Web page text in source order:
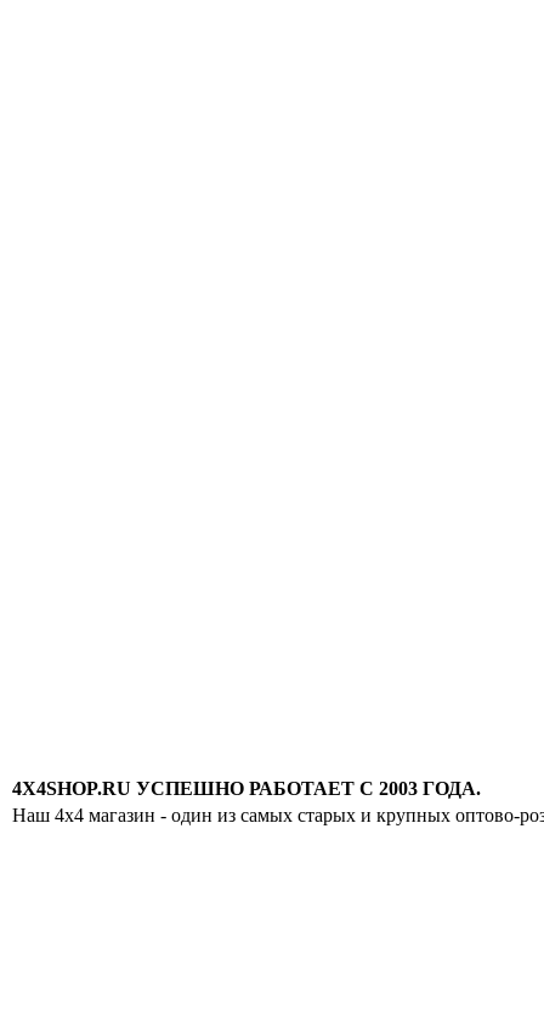
4X4SHOP.RU УСПЕШНО РАБОТАЕТ С 2003 ГОДА.
Наш 4x4 магазин - один из самых старых и крупных оптово-